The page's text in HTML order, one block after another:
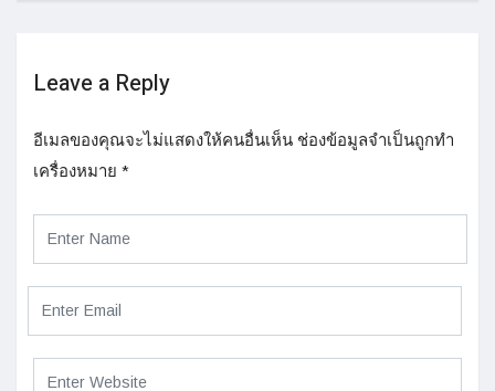
Leave a Reply
อีเมลของคุณจะไม่แสดงให้คนอื่นเห็น ช่องข้อมูลจำเป็นถูกทำ
เครื่องหมาย *